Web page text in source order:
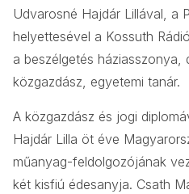
Udvarosné Hajdár Lillával, a
helyettesével a Kossuth
a beszélgetés háziasszonya,
közgazdász, egyetemi tanár.
A közgazdász és jogi
Hajdár Lilla öt éve
műanyag-feldolgozójának
két kisfiú édesanyja. Csath